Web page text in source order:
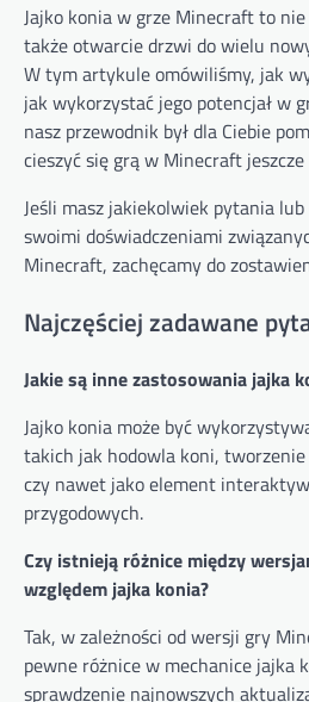
Jajko konia w grze Minecraft to
także otwarcie drzwi do wielu
W tym artykule omówiliśmy, jak
jak wykorzystać jego potencjał w
nasz przewodnik był dla Ciebie
cieszyć się grą w Minecraft
Jeśli masz jakiekolwiek pytania lub
swoimi doświadczeniami
Minecraft, zachęcamy do
Najczęściej zadawane
Jakie są inne zastosowania jajka
Jajko konia może być
takich jak hodowla koni,
czy nawet jako element
przygodowych.
Czy istnieją różnice między
względem jajka konia?
Tak, w zależności od wersji gry
pewne różnice w mechanice jajka
sprawdzenie najnowszych